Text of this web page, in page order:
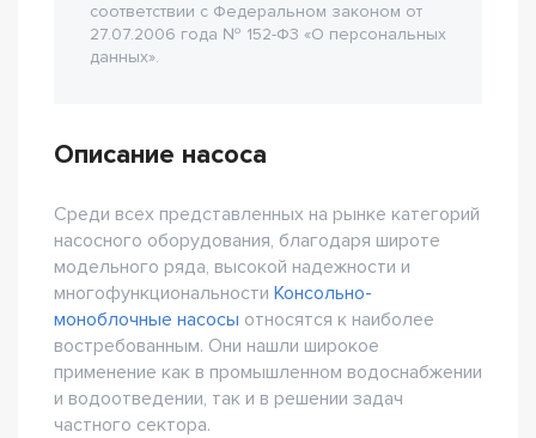
соответствии с Федеральном законом от
27.07.2006 года № 152-Ф3 «О персональных
данных».
Описание насоса
Среди всех представленных на рынке категорий
насосного оборудования, благодаря широте
модельного ряда, высокой надежности и
многофункциональности Консольно-
моноблочные насосы относятся к наиболее
востребованным. Они нашли широкое
применение как в промышленном водоснабжении
и водоотведении, так и в решении задач
частного сектора.